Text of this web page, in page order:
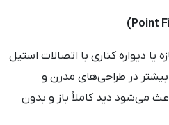
دیواره کناری با اتصالات استیل
در طراحی‌های مدرن و
می‌شود دید کاملاً باز و بدون